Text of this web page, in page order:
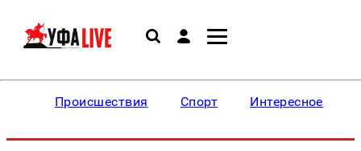
Происшествия Спорт Интересное